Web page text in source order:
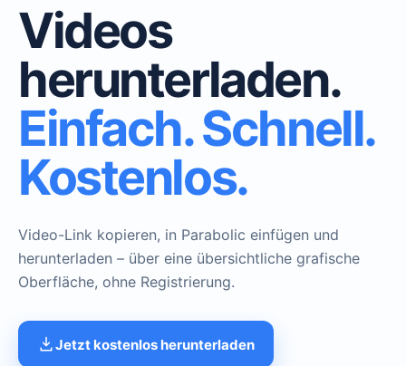
Videos
herunterladen.
Einfach. Schnell.
Kostenlos.
Video-Link kopieren, in Parabolic einfügen und
herunterladen – über eine übersichtliche grafische
Oberfläche, ohne Registrierung.
Jetzt kostenlos herunterladen